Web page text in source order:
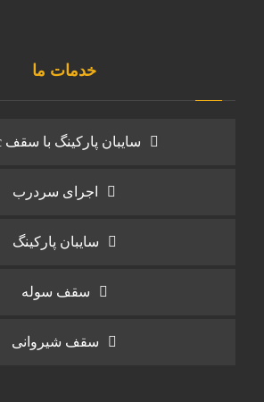
خدمات ما
سایبان پارکینگ با سقف Upvc
اجرای سردرب
سایبان پارکینگ
سقف سوله
سقف شیروانی